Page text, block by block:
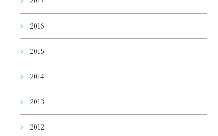
2016
2015
2014
2013
2012